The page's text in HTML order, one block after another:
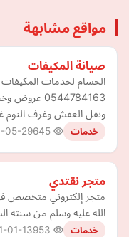
مواقع مشابهة
صيانة المكيفات
الحسام لخدمات
ونقل العفش وغرف النوم
خدمات 05-29
متجر نقتدي
متجر إلكتروني متخصص
الله عليه وسلم من سنته
خدمات 01-13